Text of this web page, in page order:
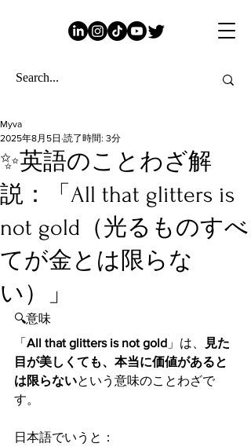
✨英語のことわざ解
説：「All that glitters is
not gold（光るものすべ
てが金とは限らな
い）」
Myva
2025年8月5日 読了時間: 3分
🔍意味
「 All that glitters is not gold 」は、
見た
目が美しくても、本当に価値があると
は限らないという意味のことわざで
す。
日本語でいうと：